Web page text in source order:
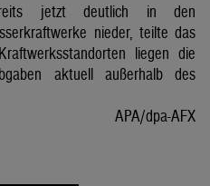
jetzt deutlich in den
nieder, teilte das
liegen die
aktuell außerhalb des
APA/dpa-AFX